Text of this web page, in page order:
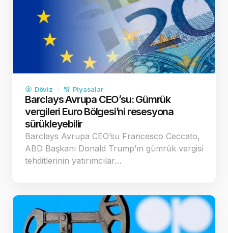
Döviz Piyasalar
Barclays Avrupa CEO’su: Gümrük
vergileri Euro Bölgesi’ni resesyona
sürükleyebilir
Barclays Avrupa CEO’su Francesco Ceccato,
ABD Başkanı Donald Trump’ın gümrük vergisi
tehditlerinin yatırımcılar…